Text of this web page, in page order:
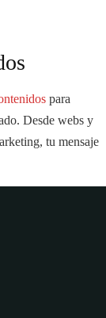
para
Desde webs y
tu mensaje